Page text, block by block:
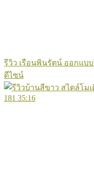
รีวิว เรือนพินรัตน์ ออกแบ
ดีไซน์
181 35:16